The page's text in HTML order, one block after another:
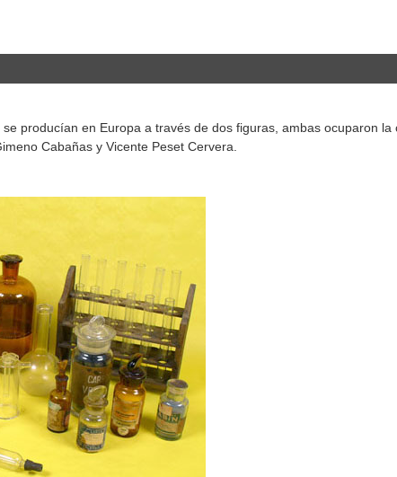
producían en Europa a través de dos figuras, ambas ocuparon la
Cabañas y Vicente Peset Cervera.